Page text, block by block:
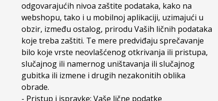
odgovarajućih nivoa zaštite podataka, kako na
webshopu, tako i u mobilnoj aplikaciji, uzimajući u
obzir, između ostalog, prirodu Vaših ličnih podataka
koje treba zaštiti. Te mere predviđaju sprečavanje
bilo koje vrste neovlašćenog otkrivanja ili pristupa,
slučajnog ili namernog uništavanja ili slučajnog
gubitka ili izmene i drugih nezakonitih oblika
obrade.
- Pristup i ispravke: Vaše lične podatke